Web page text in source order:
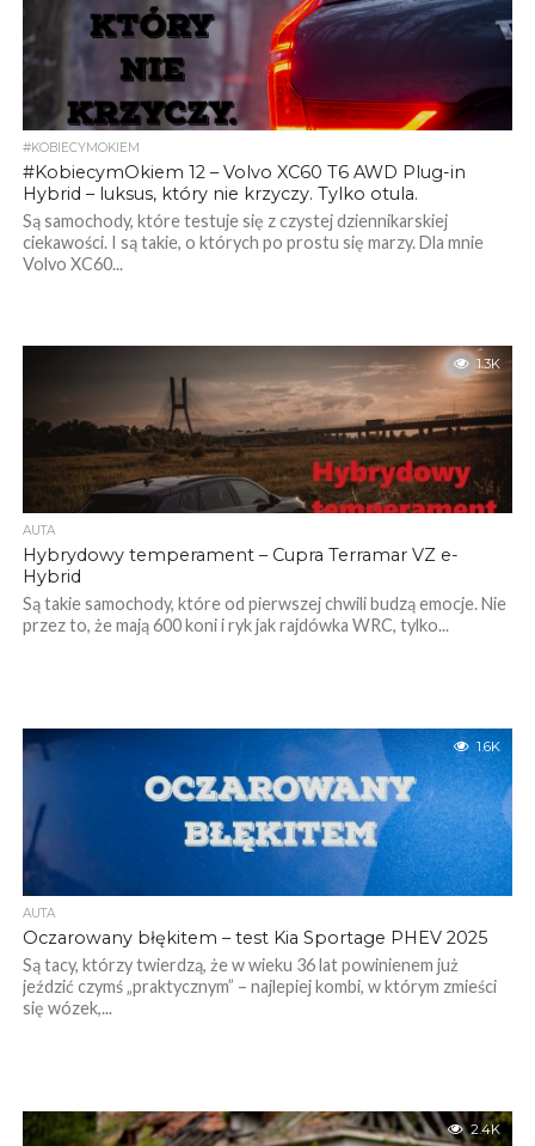
#KOBIECYMOKIEM
#KobiecymOkiem 12 – Volvo XC60 T6 AWD Plug-in
Hybrid – luksus, który nie krzyczy. Tylko otula.
Są samochody, które testuje się z czystej dziennikarskiej
ciekawości. I są takie, o których po prostu się marzy. Dla mnie
Volvo XC60...
1.3K
AUTA
Hybrydowy temperament – Cupra Terramar VZ e-
Hybrid
Są takie samochody, które od pierwszej chwili budzą emocje. Nie
przez to, że mają 600 koni i ryk jak rajdówka WRC, tylko...
1.6K
AUTA
Oczarowany błękitem – test Kia Sportage PHEV 2025
Są tacy, którzy twierdzą, że w wieku 36 lat powinienem już
jeździć czymś „praktycznym” – najlepiej kombi, w którym zmieści
się wózek,...
2.4K